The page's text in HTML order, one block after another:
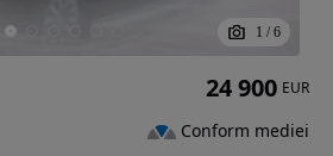
1 / 6
24 900 EUR
Conform mediei